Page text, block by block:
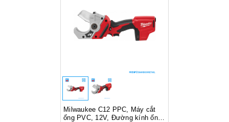
Milwaukee C12 PPC, Máy cắt
ống PVC, 12V, Đường kính ống